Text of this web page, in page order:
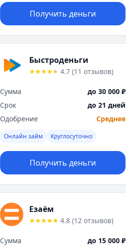
Получить деньги
Быстроденьги
4.7 (11 отзывов)
Сумма
до 30 000 ₽
Срок
до 21 дней
Одобрение
Среднее
Онлайн займ Круглосуточно
Получить деньги
Езаём
4.8 (12 отзывов)
Сумма до 15 000 ₽